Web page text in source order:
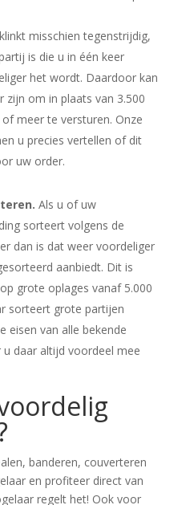
misschien tegenstrijdig,
is die u in één keer
het wordt. Daardoor kan
zijn om in plaats van 3.500
meer te versturen. Onze
u precies vertellen of dit
uw order.
Als u of uw
sorteert volgens de
dan is dat weer voordeliger
aanbiedt. Dit is
grote oplages vanaf 5.000
sorteert grote partijen
eisen van alle bekende
daar altijd voordeel mee
banderen, couverteren
en profiteer direct van
regelt het! Ook voor